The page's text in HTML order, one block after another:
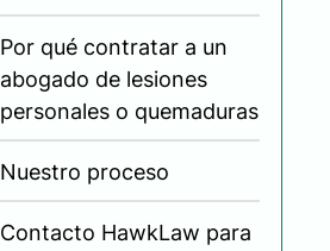
Por qué contratar a un
abogado de lesiones
personales o quemaduras
Nuestro proceso
Contacto HawkLaw para